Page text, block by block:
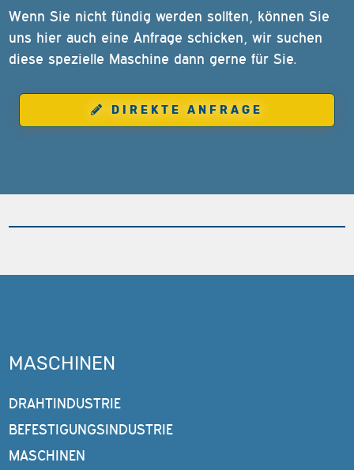
Wenn Sie nicht fündig werden sollten, können Sie
uns hier auch eine Anfrage schicken, wir suchen
diese spezielle Maschine dann gerne für Sie.
DIREKTE ANFRAGE
MASCHINEN
DRAHTINDUSTRIE
BEFESTIGUNGSINDUSTRIE
MASCHINEN